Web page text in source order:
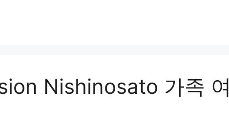
Nishinosato 가족 여